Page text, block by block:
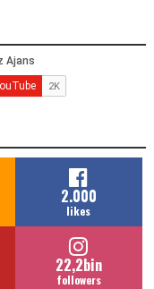
2.000
likes
22,2bin
followers